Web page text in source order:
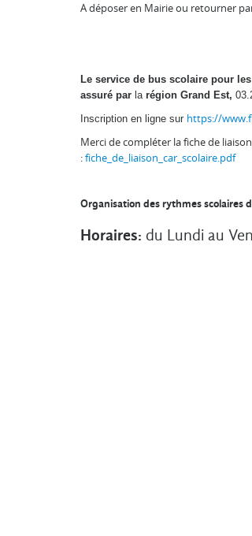
A déposer en Mairie ou retourner
Le service de bus scolaire pour
assuré par la région Grand Est,
Inscription en ligne sur https://
Merci de compléter la fiche de
: fiche_de_liaison_car_scolaire.pdf
Organisation des rythmes scolaires
Horaires: du Lundi au